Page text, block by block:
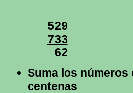
733
62
Suma los números
centenas